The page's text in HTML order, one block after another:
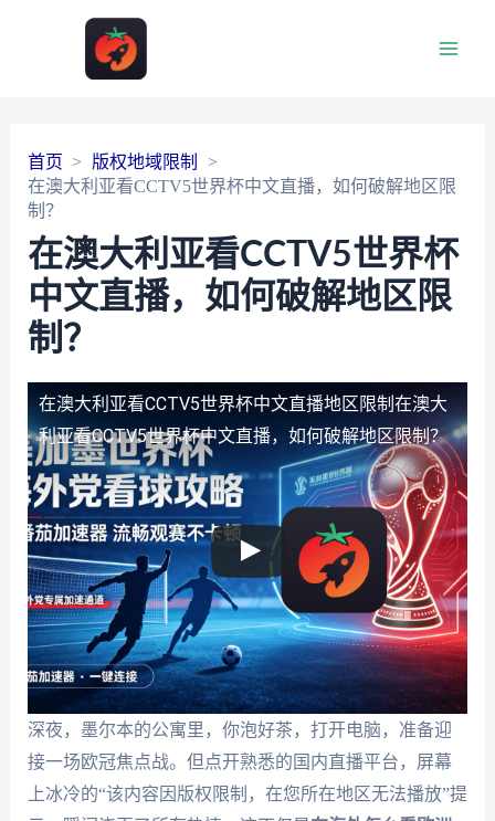
首页
版权地域限制
在澳大利亚看CCTV5世界杯中文直播，如何破解地区限
制？
在澳大利亚看CCTV5世界杯
中文直播，如何破解地区限
制？
在澳大利亚看CCTV5世界杯中文直播地区限制 在澳大
利亚看CCTV5世界杯中文直播，如何破解地区限制？
深夜，墨尔本的公寓里，你泡好茶，打开电脑，准备迎
接一场欧冠焦点战。但点开熟悉的国内直播平台，屏幕
上冰冷的“该内容因版权限制，在您所在地区无法播放”提